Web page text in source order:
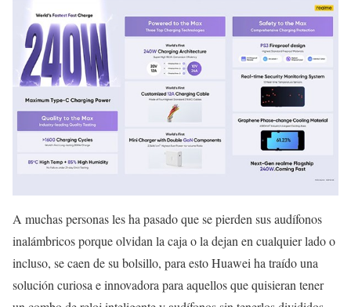
A muchas personas les ha pasado que se pierden sus audífonos
inalámbricos porque olvidan la caja o la dejan en cualquier lado o
incluso, se caen de su bolsillo, para esto Huawei ha traído una
solución curiosa e innovadora para aquellos que quisieran tener